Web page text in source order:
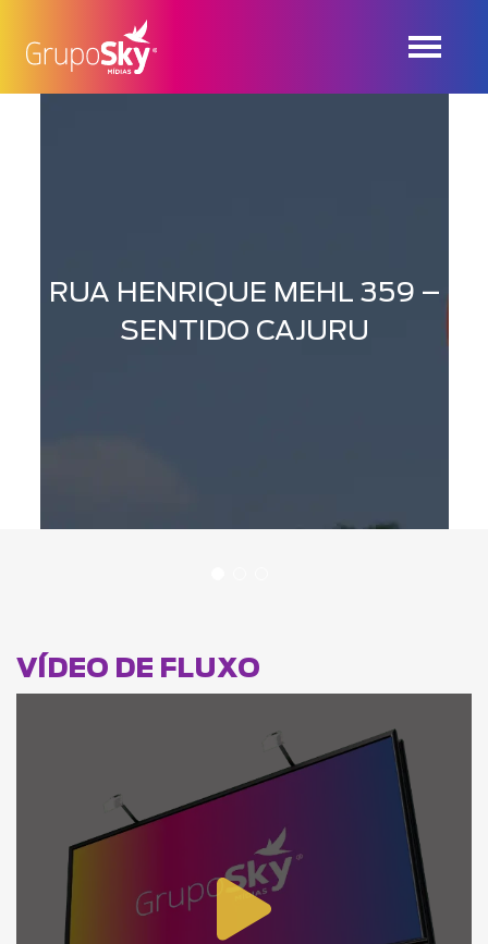
RUA HENRIQUE MEHL 359 –
SENTIDO CAJURU
VÍDEO DE FLUXO